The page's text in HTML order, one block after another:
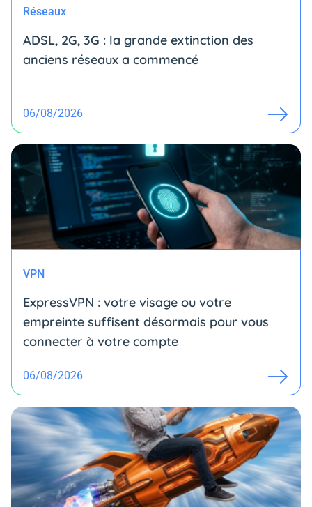
Réseaux
ADSL, 2G, 3G : la grande extinction des
anciens réseaux a commencé
06/08/2026
VPN
ExpressVPN : votre visage ou votre
empreinte suffisent désormais pour vous
connecter à votre compte
06/08/2026